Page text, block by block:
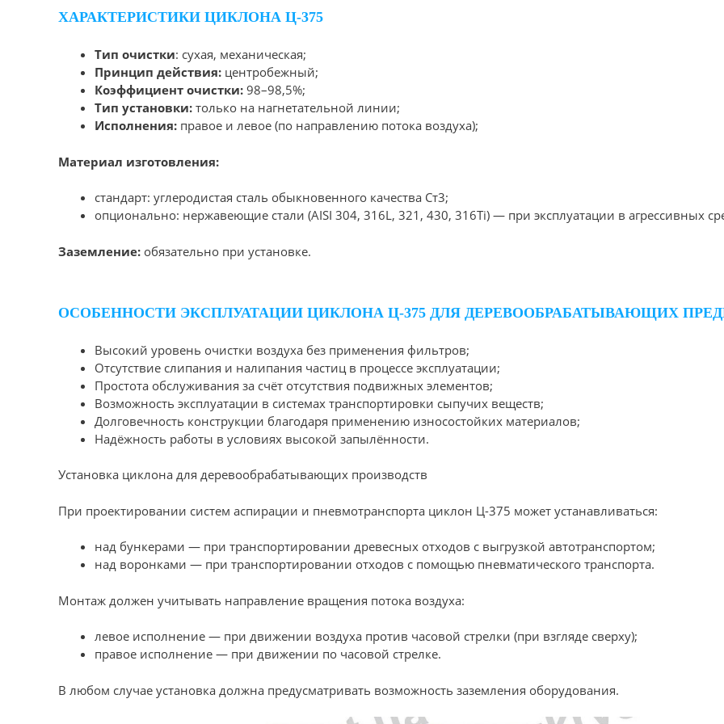
ХАРАКТЕРИСТИКИ ЦИКЛОНА Ц-375
Тип очистки: сухая, механическая;
Принцип действия: центробежный;
Коэффициент очистки: 98–98,5%;
Тип установки: только на нагнетательной линии;
Исполнения: правое и левое (по направлению потока воздуха);
Материал изготовления:
стандарт: углеродистая сталь обыкновенного качества Ст3;
опционально: нержавеющие стали (AISI 304, 316L, 321, 430, 316Ti) — при эксплуатации в агрессивных
Заземление: обязательно при установке.
ОСОБЕННОСТИ ЭКСПЛУАТАЦИИ ЦИКЛОНА Ц-375 ДЛЯ ДЕРЕВООБРАБАТЫВАЮЩИХ
Высокий уровень очистки воздуха без применения фильтров;
Отсутствие слипания и налипания частиц в процессе эксплуатации;
Простота обслуживания за счёт отсутствия подвижных элементов;
Возможность эксплуатации в системах транспортировки сыпучих веществ;
Долговечность конструкции благодаря применению износостойких материалов;
Надёжность работы в условиях высокой запылённости.
Установка циклона для деревообрабатывающих производств
При проектировании систем аспирации и пневмотранспорта циклон Ц-375 может устанавливаться:
над бункерами — при транспортировании древесных отходов с выгрузкой автотранспортом;
над воронками — при транспортировании отходов с помощью пневматического транспорта.
Монтаж должен учитывать направление вращения потока воздуха:
левое исполнение — при движении воздуха против часовой стрелки (при взгляде сверху);
правое исполнение — при движении по часовой стрелке.
В любом случае установка должна предусматривать возможность заземления оборудования.